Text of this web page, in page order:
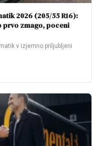
2026 (205/55 R16):
prvo zmago, poceni
v izjemno priljubljeni